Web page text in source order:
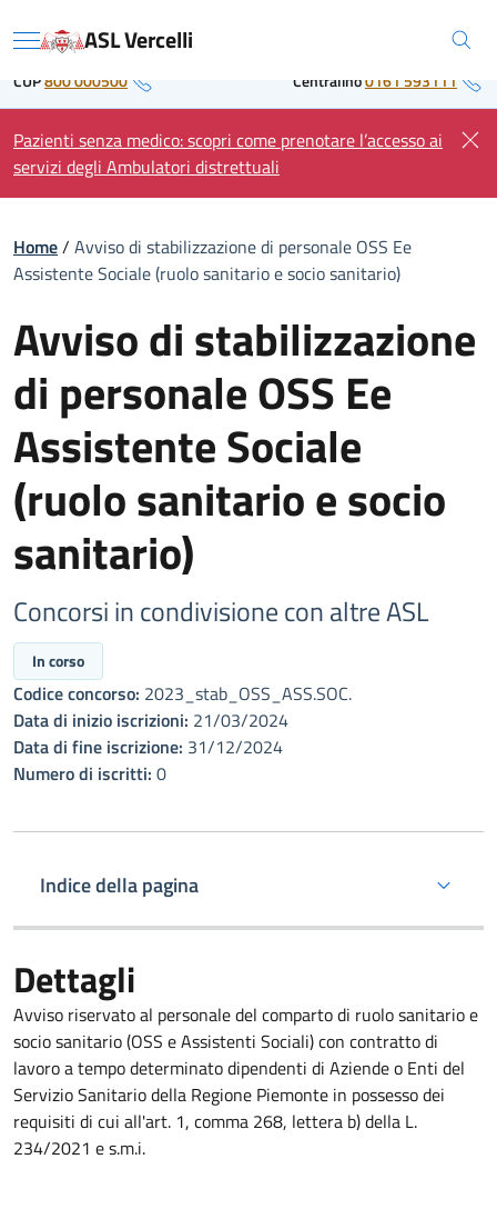
to Regione Piemonte
Menu ASL Vercelli
CUP800 000500 Centralino0161 593111
Pazienti senza medico: scopri come prenotare l’accesso ai
servizi degli Ambulatori distrettuali
Home/ Avviso di stabilizzazione di personale OSS Ee
Assistente Sociale (ruolo sanitario e socio sanitario)
Avviso di stabilizzazione
di personale OSS Ee
Assistente Sociale
(ruolo sanitario e socio
sanitario)
Concorsi in condivisione con altre ASL
In corso
Codice concorso: 2023_stab_OSS_ASS.SOC.
Data di inizio iscrizioni: 21/03/2024
Data di fine iscrizione: 31/12/2024
Numero di iscritti: 0
Indice della pagina
Dettagli
Avviso riservato al personale del comparto di ruolo sanitario e
socio sanitario (OSS e Assistenti Sociali) con contratto di
lavoro a tempo determinato dipendenti di Aziende o Enti del
Servizio Sanitario della Regione Piemonte in possesso dei
requisiti di cui all'art. 1, comma 268, lettera b) della L.
234/2021 e s.m.i.